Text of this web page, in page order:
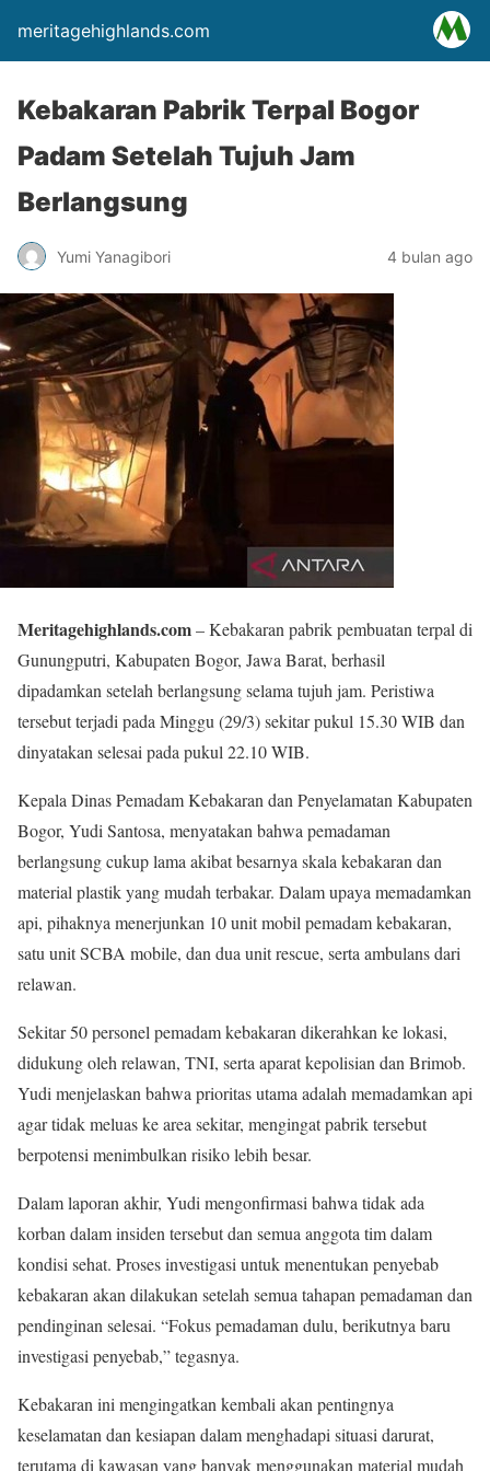
meritagehighlands.com
Kebakaran Pabrik Terpal Bogor
Padam Setelah Tujuh Jam
Berlangsung
Yumi Yanagibori 4 bulan ago
Meritagehighlands.com– Kebakaran pabrik pembuatan terpal di
Gunungputri, Kabupaten Bogor, Jawa Barat, berhasil
dipadamkan setelah berlangsung selama tujuh jam. Peristiwa
tersebut terjadi pada Minggu (29/3) sekitar pukul 15.30 WIB dan
dinyatakan selesai pada pukul 22.10 WIB.
Kepala Dinas Pemadam Kebakaran dan Penyelamatan Kabupaten
Bogor, Yudi Santosa, menyatakan bahwa pemadaman
berlangsung cukup lama akibat besarnya skala kebakaran dan
material plastik yang mudah terbakar. Dalam upaya memadamkan
api, pihaknya menerjunkan 10 unit mobil pemadam kebakaran,
satu unit SCBA mobile, dan dua unit rescue, serta ambulans dari
relawan.
Sekitar 50 personel pemadam kebakaran dikerahkan ke lokasi,
didukung oleh relawan, TNI, serta aparat kepolisian dan Brimob.
Yudi menjelaskan bahwa prioritas utama adalah memadamkan api
agar tidak meluas ke area sekitar, mengingat pabrik tersebut
berpotensi menimbulkan risiko lebih besar.
Dalam laporan akhir, Yudi mengonfirmasi bahwa tidak ada
korban dalam insiden tersebut dan semua anggota tim dalam
kondisi sehat. Proses investigasi untuk menentukan penyebab
kebakaran akan dilakukan setelah semua tahapan pemadaman dan
pendinginan selesai. “Fokus pemadaman dulu, berikutnya baru
investigasi penyebab,” tegasnya.
Kebakaran ini mengingatkan kembali akan pentingnya
keselamatan dan kesiapan dalam menghadapi situasi darurat,
terutama di kawasan yang banyak menggunakan material mudah